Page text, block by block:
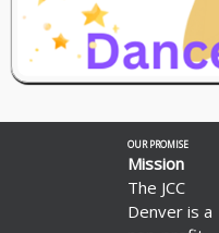
OUR PROMISE
Mission
The JCC
Denver is a